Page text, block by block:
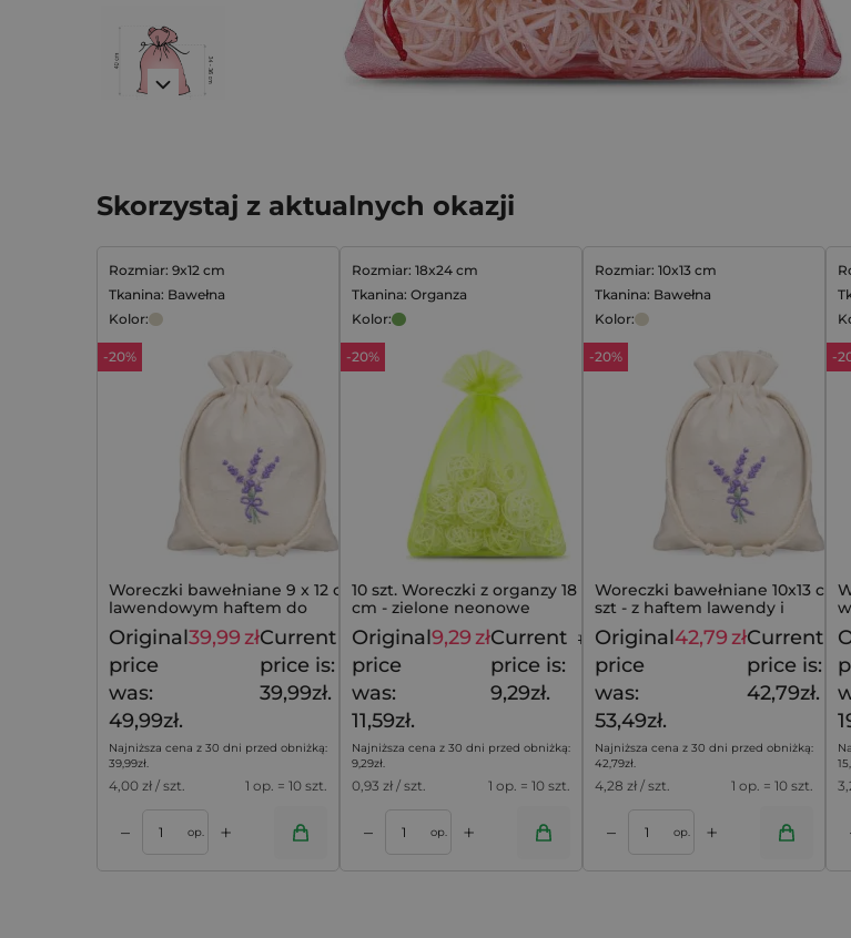
Skorzystaj z aktualnych okazji
Rozmiar: 9x12 cm
Tkanina: Bawełna
Kolor:
-20%
Woreczki bawełniane 9 x 12 cm z
lawendowym haftem do
eleganckich zestawów - 10 szt.
49,99 zł
Original
price
was:
49,99zł.
39,99złCurrent
price is:
39,99zł.
Najniższa cena z 30 dni przed obniżką:
39,99zł
4,00 zł / szt. 1 op. = 10 szt.
– op. +
Rozmiar: 18x24 cm
Tkanina: Organza
Kolor:
-20%
10 szt. Woreczki z organzy 18 x 24
cm - zielone neonowe
11,59 zł
Original
price
was:
11,59zł.
9,29złCurrent
price is:
9,29zł.
Najniższa cena z 30 dni przed obniżką:
9,29zł
0,93 zł / szt. 1 op. = 10 szt.
– op. +
Rozmiar: 10x13 cm
Tkanina: Bawełna
Kolor:
-20%
Woreczki bawełniane 10x13 cm
szt - z haftem lawendy i
rustykalnym urokiem
Original
price
was:
53,49zł.
42,79złCurrent
price is:
42,79zł.
Najniższa cena z 30 dni przed obniżką:
42,79zł
4,28 zł / szt. 1 op. = 10 szt.
– op. +
Dodaj do koszyka
-
Dodaj do koszyka Dodaj do koszyka